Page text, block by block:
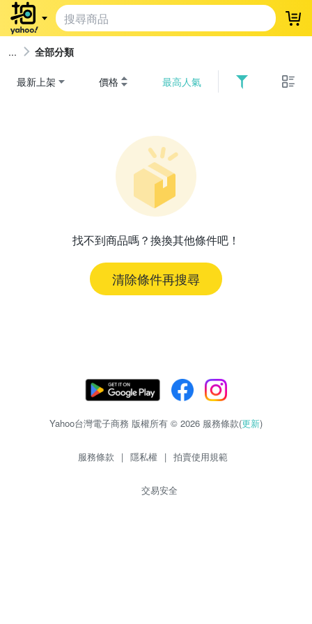
登
全部分類
最新上架 價格 最高人氣
找不到商品嗎？換換其他條件吧！
清除條件再搜尋
Yahoo台灣電子商務 版權所有 © 2026 服務條款(更新)
服務條款 | 隱私權 | 拍賣使用規範
交易安全